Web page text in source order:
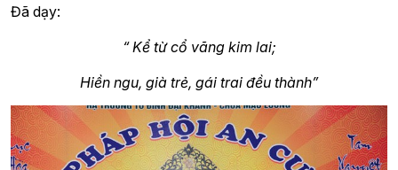
Đã dạy:
“ Kể từ cổ vãng kim lai;
Hiền ngu, già trẻ, gái trai đều thành”